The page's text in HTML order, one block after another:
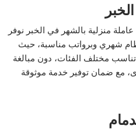
منزلية بالشهر في الخبر نوفر
شهري وبرواتب مناسبة، حيث
مختلف الفئات، دون مبالغة
مع ضمان توفير خدمة موثوقة